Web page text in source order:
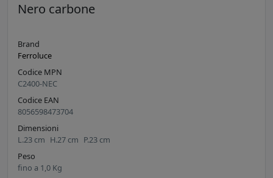
Nero carbone
Brand
Ferroluce
Codice MPN
C2400-NEC
Codice EAN
8056598473704
Dimensioni
L.23 cm H.27 cm P.23 cm
Peso
fino a 1,0 Kg